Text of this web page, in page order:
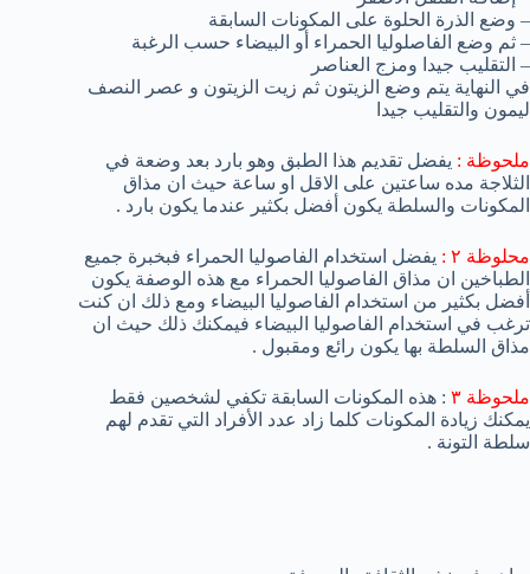
– وضع الذرة الحلوة على المكونات السابقة
– ثم وضع الفاصلوليا الحمراء أو البيضاء حسب الرغبة
– التقليب جيدا ومزج العناصر
في النهاية يتم وضع الزيتون ثم زيت الزيتون و عصر النصف
ليمون والتقليب جيدا
ملحوظة : يفضل تقديم هذا الطبق وهو بارد بعد وضعة في
الثلاجة مده ساعتين على الاقل او ساعة حيث ان مذاق
المكونات والسلطة يكون أفضل بكثير عندما يكون بارد .
محلوظة ٢ :
يفضل استخدام الفاصوليا الحمراء فبخبرة جميع
الطباخين ان مذاق الفاصوليا الحمراء مع هذه الوصفة يكون
أفضل بكثير من استخدام الفاصوليا البيضاء ومع ذلك ان كنت
ترغب في استخدام الفاصوليا البيضاء فيمكنك ذلك حيث ان
مذاق السلطة بها يكون رائع ومقبول .
ملحوظة ٣
: هذه المكونات السابقة تكفي لشخصين فقط
يمكنك زيادة المكونات كلما زاد عدد الأفراد التي تقدم لهم
سلطة التونة .